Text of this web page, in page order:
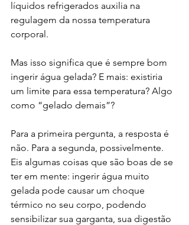
líquidos refrigerados auxilia na
regulagem da nossa temperatura
corporal.
Mas isso significa que é sempre bom
ingerir água gelada? E mais: existiria
um limite para essa temperatura? Algo
como “gelado demais”?
Para a primeira pergunta, a resposta é
não. Para a segunda, possivelmente.
Eis algumas coisas que são boas de se
ter em mente: ingerir água muito
gelada pode causar um choque
térmico no seu corpo, podendo
sensibilizar sua garganta, sua digestão